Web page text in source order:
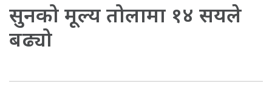
सुनको मूल्य तोलामा १४ सयले
बढ्यो